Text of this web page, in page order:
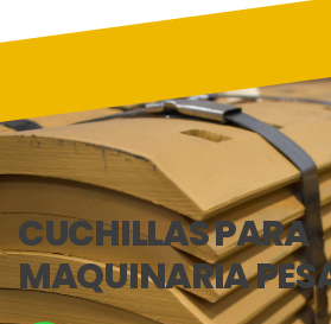
CUCHILLAS PARA
MAQUINARIA